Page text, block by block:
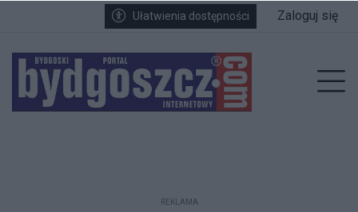
Przejdź do głównych treści
Przejdź do wyszukiwarki
Przejdź do głównego menuUłatwienia dostępności Zaloguj się
REKLAMA